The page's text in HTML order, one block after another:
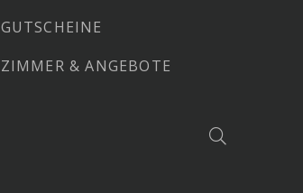
GUTSCHEINE
ZIMMER & ANGEBOTE